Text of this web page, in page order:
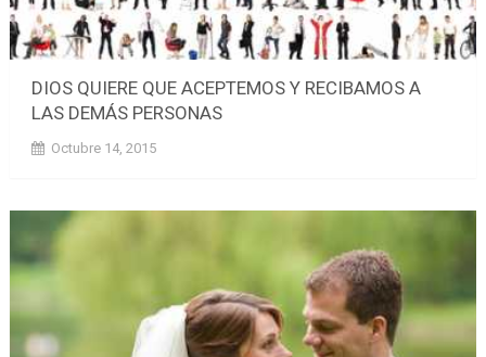
DIOS QUIERE QUE ACEPTEMOS Y RECIBAMOS A
LAS DEMÁS PERSONAS
Octubre 14, 2015